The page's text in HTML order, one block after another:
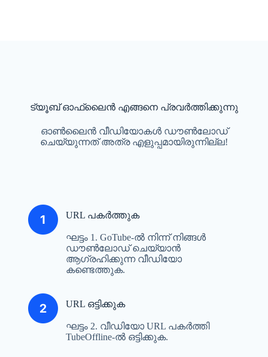
ട്യൂബ് ഓഫ്‌ലൈൻ എങ്ങനെ പ്രവർത്തിക്കുന്നു
ഓൺലൈൻ വീഡിയോകൾ ഡൗൺലോഡ്
ചെയ്യുന്നത് അത്ര എളുപ്പമായിരുന്നില്ല!
URL പകർത്തുക
ഘട്ടം 1. GoTube-ൽ നിന്ന് നിങ്ങൾ
ഡൗൺലോഡ് ചെയ്യാൻ
ആഗ്രഹിക്കുന്ന വീഡിയോ
കണ്ടെത്തുക.
URL ഒട്ടിക്കുക
ഘട്ടം 2. വീഡിയോ URL പകർത്തി
TubeOffline-ൽ ഒട്ടിക്കുക.